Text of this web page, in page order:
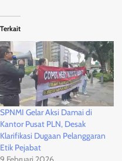
Terkait
SPNMI Gelar Aksi Damai di
Kantor Pusat PLN, Desak
Klarifikasi Dugaan Pelanggaran
Etik Pejabat